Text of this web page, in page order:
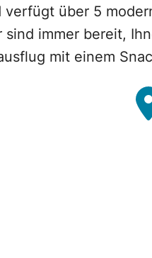
über 5
immer bereit,
mit einem